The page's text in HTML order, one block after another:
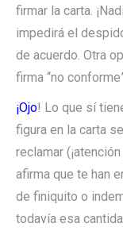
firmar la carta.
impedirá el
de acuerdo. Otra
firma “no
¡Ojo! Lo que sí
figura en la carta
reclamar
afirma que te han
de finiquito o
todavía esa